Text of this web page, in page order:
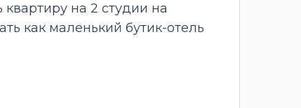
на 2 студии на
как маленький бутик-отель